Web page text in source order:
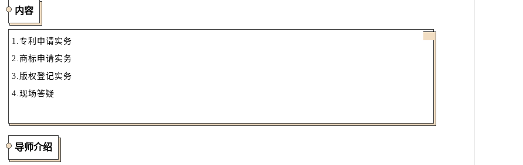
内容
1.专利申请实务
2.商标申请实务
3.版权登记实务
4.现场答疑
导师介绍